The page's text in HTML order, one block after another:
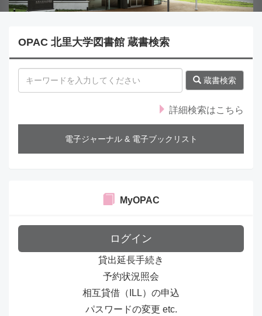
o
u
OPAC 北里大学図書館 蔵書検索
蔵書検索
詳細検索はこちら
電子ジャーナル & 電子ブックリスト
MyOPAC
ログイン
貸出延長手続き
予約状況照会
相互貸借（ILL）の申込
パスワードの変更 etc.